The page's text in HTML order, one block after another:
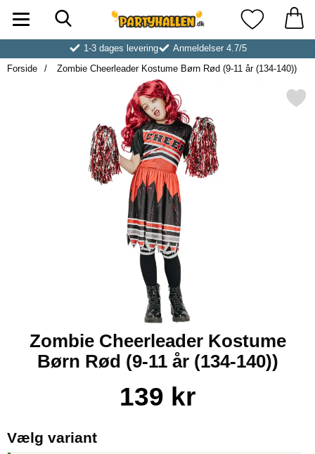
Startside for Partyhallen AB Mine
1-3 dages levering
Anmeldelser 4.7/5
Forside
Zombie Cheerleader Kostume Børn Rød (9-11 år (134-140))
Markér zombie Cheerleader Kostume
Zombie Cheerleader Kostume
Børn Rød (9-11 år (134-140))
Køb dette produkt Zombie Cheerleader Kostume Børn Rød
pris
139 kr
Vælg variant, (Valg af en ny radioknap vil